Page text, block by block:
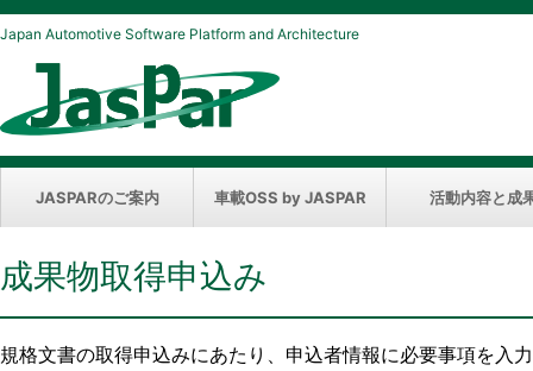
Japan Automotive Software Platform and Architecture
JASPARのご案内 車載OSS by JASPAR 活動内容と成
成果物取得申込み
規格文書の取得申込みにあたり、申込者情報に必要事項を入